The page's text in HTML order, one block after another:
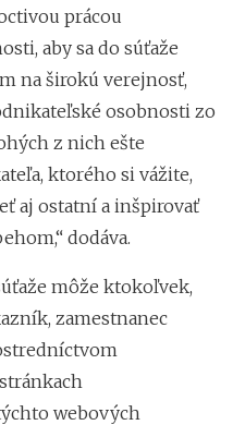
prácou
aby sa do súťaže
na širokú verejnosť,
osobnosti zo
z nich ešte
ktorého si vážite,
aj ostatní a inšpirovať
dodáva.
môže ktokoľvek,
zamestnanec
webových